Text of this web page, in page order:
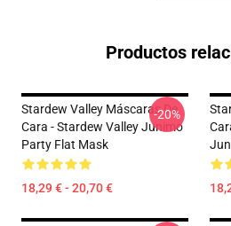
Productos
Stardew Valley Máscaras De
Cara - Stardew Valley Junimo
Party Flat Mask
18,29 € - 20,70 €
-20%